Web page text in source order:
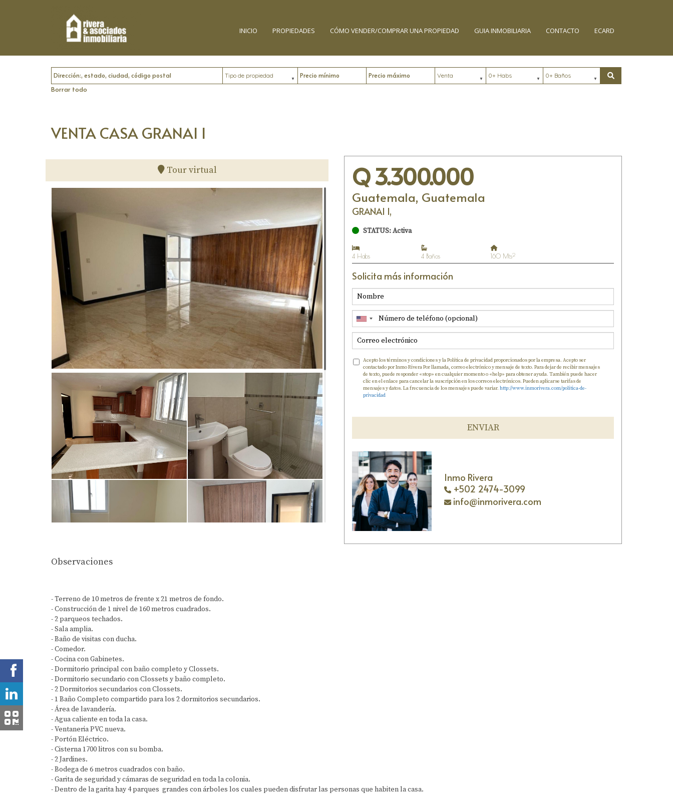
INICIO PROPIEDADES CÓMO VENDER/COMPRAR UNA PROPIEDAD GUIA INMOBILIARIA CONTACTO ECARD
Ubicación Precio mínimo Precio máximo Buscar
Borrar todo
VENTA CASA GRANAI I
Tour virtual Q 3.300.000
Guatemala, Guatemala
GRANAI I,
STATUS: Activa
4 Habs 4 Baños 160 Mts2
Solicita más información
Acepto los términos y condiciones y la Política de privacidad proporcionados por la empresa. Acepto ser
contactado por Inmo Rivera Por llamada, correo electrónico y mensaje de texto. Para dejar de recibir mensajes
de texto, puede responder «stop» en cualquier momento o «help» para obtener ayuda. También puede hacer
clic en el enlace para cancelar la suscripción en los correos electrónicos. Pueden aplicarse tarifas de
mensajes y datos. La frecuencia de los mensajes puede variar. http://www.inmorivera.com/politica-de-
privacidad
ENVIAR
Inmo Rivera
+502 2474-3099
info@inmorivera.com
Observaciones
- Terreno de 10 metros de frente x 21 metros de fondo.
- ⁠Construcción de 1 nivel de 160 metros cuadrados.
- ⁠2 parqueos techados.
- ⁠Sala amplia.
- ⁠Baño de visitas con ducha.
- ⁠Comedor.
- ⁠Cocina con Gabinetes.
- ⁠Dormitorio principal con baño completo y Clossets.
- ⁠Dormitorio secundario con Clossets y baño completo.
- ⁠2 Dormitorios secundarios con Clossets.
- ⁠1 Baño Completo compartido para los 2 dormitorios secundarios.
- ⁠Área de lavandería.
- ⁠Agua caliente en toda la casa.
- ⁠Ventaneria PVC nueva.
- ⁠Portón Eléctrico.
- ⁠Cisterna 1700 litros con su bomba.
- ⁠2 Jardines.
- ⁠Bodega de 6 metros cuadrados con baño.
- ⁠Garita de seguridad y cámaras de seguridad en toda la colonia.
- ⁠Dentro de la garita hay 4 parques grandes con árboles los cuales pueden disfrutar las personas que habiten la casa.